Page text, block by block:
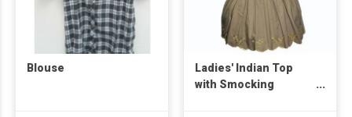
Blouse
Ladies' Indian Top
with Smocking